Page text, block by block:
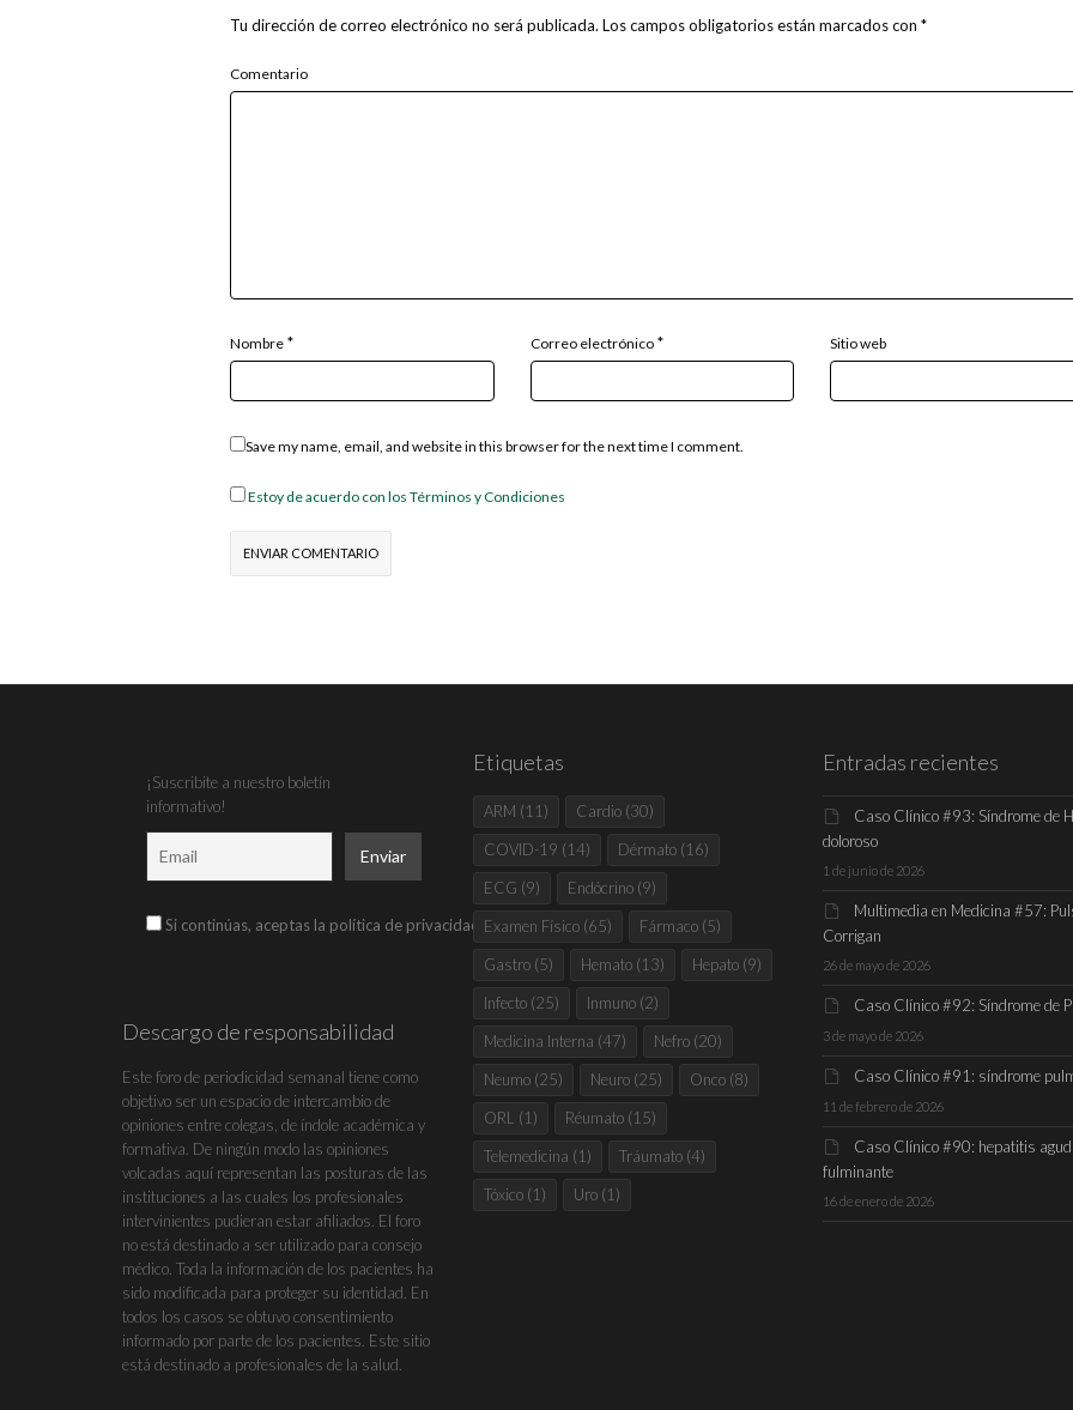
Tu dirección de correo electrónico no será publicada. Los campos obligatorios están marcados con *
Comentario
Nombre * Correo electrónico * Sitio web
Save my name, email, and website in this browser for the next time I comment.
Estoy de acuerdo con los Términos y Condiciones
¡Suscribite a nuestro boletín
informativo!
Si continúas, aceptas la política de privacidad
Descargo de responsabilidad
Este foro de periodicidad semanal tiene como
objetivo ser un espacio de intercambio de
opiniones entre colegas, de índole académica y
formativa. De ningún modo las opiniones
volcadas aquí representan las posturas de las
instituciones a las cuales los profesionales
intervinientes pudieran estar afiliados. El foro
no está destinado a ser utilizado para consejo
médico. Toda la información de los pacientes ha
sido modificada para proteger su identidad. En
todos los casos se obtuvo consentimiento
informado por parte de los pacientes. Este sitio
está destinado a profesionales de la salud.
Etiquetas
ARM (11) Cardio(30)
COVID-19 (14) Dérmato(16)
ECG (9) Endócrino(9)
Examen Físico(65) Fármaco(5)
Gastro(5) Hemato(13) Hepato(9)
Infecto(25) Inmuno(2)
Medicina Interna (47) Nefro(20)
Neumo(25) Neuro(25) Onco(8)
ORL (1) Réumato(15)
Telemedicina (1) Tráumato(4)
Tóxico(1) Uro(1)
Entradas recientes
Caso Clínico #93: Síndrome de
doloroso
1 de junio de 2026
Multimedia en Medicina #57:
Corrigan
26 de mayo de 2026
Caso Clínico #92: Síndrome de
3 de mayo de 2026
Caso Clínico #91: síndrome
11 de febrero de 2026
Caso Clínico #90: hepatitis
fulminante
16 de enero de 2026